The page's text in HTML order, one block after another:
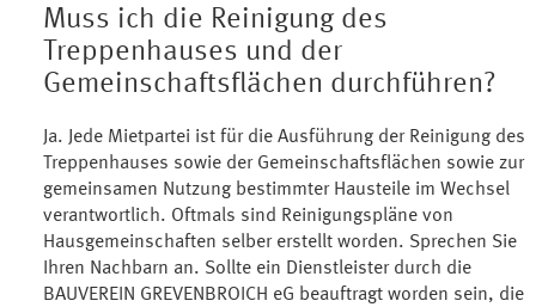
Muss ich die Reinigung des
Treppenhauses und der
Gemeinschaftsflächen durchführen?
Ja. Jede Mietpartei ist für die Ausführung der Reinigung des
Treppenhauses sowie der Gemeinschaftsflächen sowie zur
gemeinsamen Nutzung bestimmter Hausteile im Wechsel
verantwortlich. Oftmals sind Reinigungspläne von
Hausgemeinschaften selber erstellt worden. Sprechen Sie
Ihren Nachbarn an. Sollte ein Dienstleister durch die
BAUVEREIN GREVENBROICH eG beauftragt worden sein, die